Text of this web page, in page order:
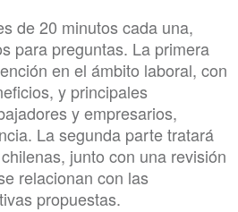
de 20 minutos cada una,
para preguntas. La primera
en el ámbito laboral, con
y principales
y empresarios,
La segunda parte tratará
junto con una revisión
relacionan con las
propuestas.